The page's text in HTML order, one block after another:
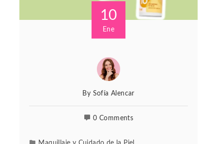
10
Ene
By Sofía Alencar
0 Comments